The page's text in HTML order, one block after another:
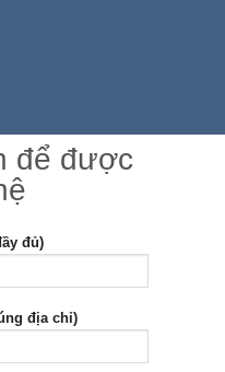
để được
đủ)
địa chỉ)